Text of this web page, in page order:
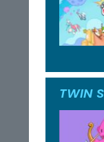
TWIN